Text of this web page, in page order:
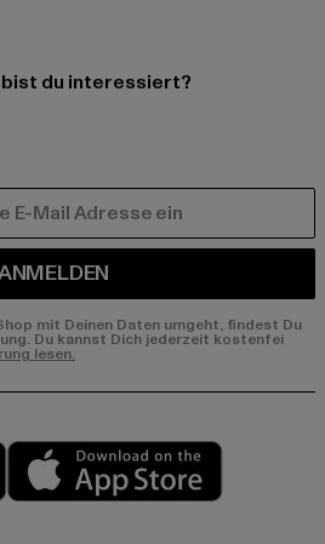
du interessiert?
mit Deinen Daten umgeht, findest Du
Du kannst Dich jederzeit kostenfei
lesen.
Play market